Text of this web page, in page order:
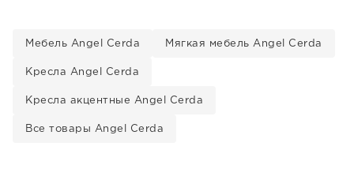
Мебель Angel Cerda Мягкая мебель Angel Cerda
Кресла Angel Cerda
Кресла акцентные Angel Cerda
Все товары Angel Cerda